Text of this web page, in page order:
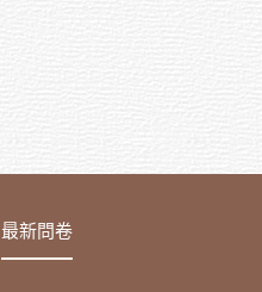
最新問卷